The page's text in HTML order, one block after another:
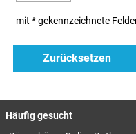
mit * gekennzeichnete
Häufig gesucht